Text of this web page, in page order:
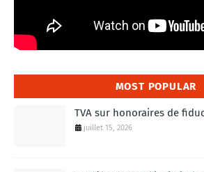
MOST POPULAR
TVA sur honoraires de
juillet 15, 2026